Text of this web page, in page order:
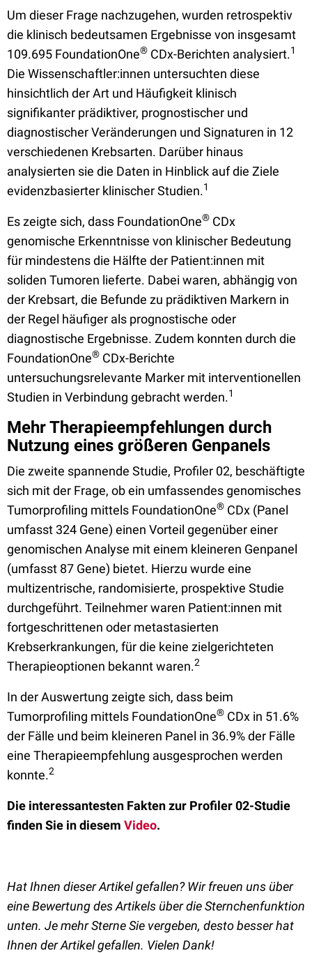
Um dieser Frage nachzugehen, wurden retrospektiv
die klinisch bedeutsamen Ergebnisse von insgesamt
109.695 FoundationOne® CDx-Berichten analysiert.1
Die Wissenschaftler:innen untersuchten diese
hinsichtlich der Art und Häufigkeit klinisch
signifikanter prädiktiver, prognostischer und
diagnostischer Veränderungen und Signaturen in 12
verschiedenen Krebsarten. Darüber hinaus
analysierten sie die Daten in Hinblick auf die Ziele
evidenzbasierter klinischer Studien.1
Es zeigte sich, dass FoundationOne® CDx
genomische Erkenntnisse von klinischer Bedeutung
für mindestens die Hälfte der Patient:innen mit
soliden Tumoren lieferte. Dabei waren, abhängig von
der Krebsart, die Befunde zu prädiktiven Markern in
der Regel häufiger als prognostische oder
diagnostische Ergebnisse. Zudem konnten durch die
FoundationOne® CDx-Berichte
untersuchungsrelevante Marker mit interventionellen
Studien in Verbindung gebracht werden.1
Mehr Therapieempfehlungen durch
Nutzung eines größeren Genpanels
Die zweite spannende Studie, Profiler 02, beschäftigte
sich mit der Frage, ob ein umfassendes genomisches
Tumorprofiling mittels FoundationOne® CDx (Panel
umfasst 324 Gene) einen Vorteil gegenüber einer
genomischen Analyse mit einem kleineren Genpanel
(umfasst 87 Gene) bietet. Hierzu wurde eine
multizentrische, randomisierte, prospektive Studie
durchgeführt. Teilnehmer waren Patient:innen mit
fortgeschrittenen oder metastasierten
Krebserkrankungen, für die keine zielgerichteten
Therapieoptionen bekannt waren.2
In der Auswertung zeigte sich, dass beim
Tumorprofiling mittels FoundationOne® CDx in 51.6%
der Fälle und beim kleineren Panel in 36.9% der Fälle
eine Therapieempfehlung ausgesprochen werden
konnte.2
Die interessantesten Fakten zur Profiler 02-Studie
finden Sie in diesem Video.
Hat Ihnen dieser Artikel gefallen? Wir freuen uns über
eine Bewertung des Artikels über die Sternchenfunktion
unten. Je mehr Sterne Sie vergeben, desto besser hat
Ihnen der Artikel gefallen. Vielen Dank!